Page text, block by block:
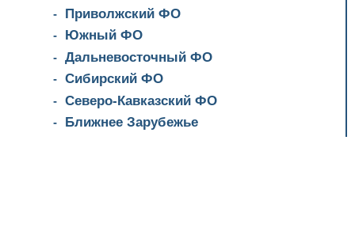
Приволжский ФО
Южный ФО
Дальневосточный ФО
Сибирский ФО
Северо-Кавказский ФО
Ближнее Зарубежье